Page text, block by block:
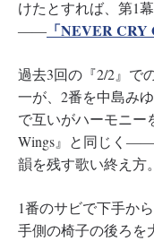
けたとすれば、第1
―― 「NEVER
過去3回の『2/2』で
一が、2番を中島み
で互いがハーモニ
Wings』と同じく
韻を残す歌い終え方。
1番のサビで下手か
手側の椅子の後ろを